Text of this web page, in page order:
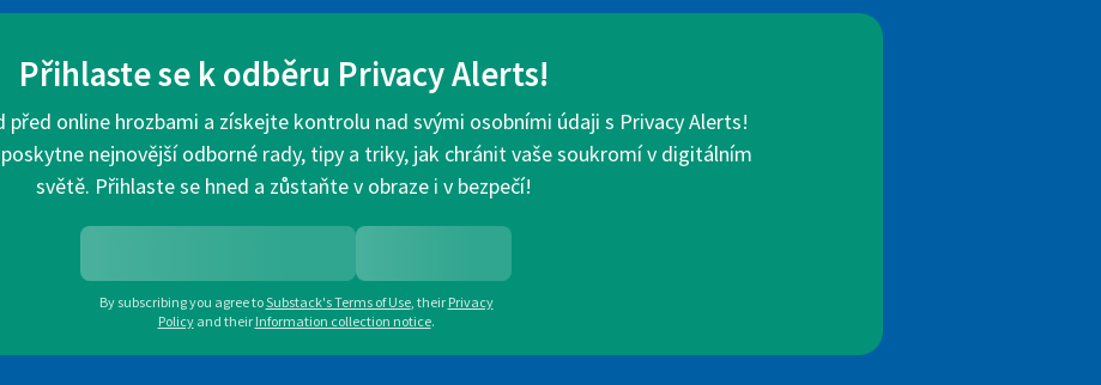
Přihlaste se k odběru Privacy Alerts!
před online hrozbami a získejte kontrolu nad svými osobními údaji s Privacy Alerts!
nejnovější odborné rady, tipy a triky, jak chránit vaše soukromí v digitálním
světě. Přihlaste se hned a zůstaňte v obraze i v bezpečí!
By subscribing you agree toSubstack's Terms of Use, their Privacy
Policy and their Information collection notice.